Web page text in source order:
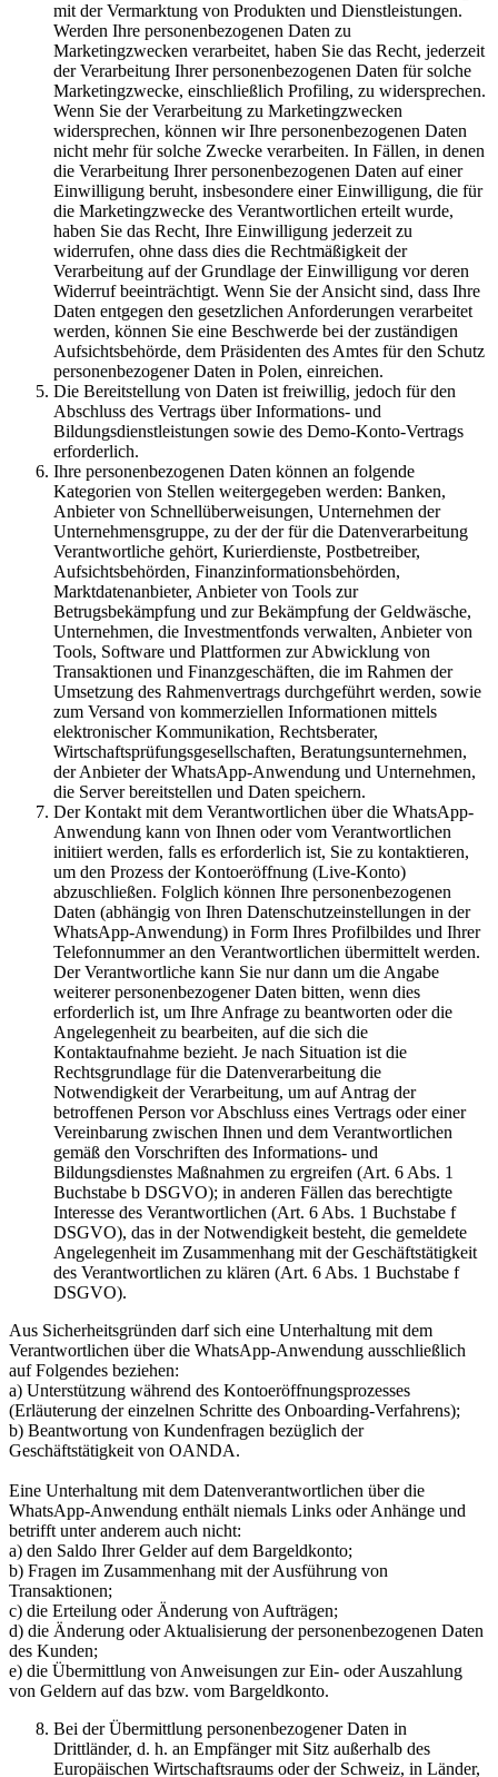
mit der Vermarktung von Produkten und Dienstleistungen.
Werden Ihre personenbezogenen Daten zu
Marketingzwecken verarbeitet, haben Sie das Recht, jederzeit
der Verarbeitung Ihrer personenbezogenen Daten für solche
Marketingzwecke, einschließlich Profiling, zu widersprechen.
Wenn Sie der Verarbeitung zu Marketingzwecken
widersprechen, können wir Ihre personenbezogenen Daten
nicht mehr für solche Zwecke verarbeiten. In Fällen, in denen
die Verarbeitung Ihrer personenbezogenen Daten auf einer
Einwilligung beruht, insbesondere einer Einwilligung, die für
die Marketingzwecke des Verantwortlichen erteilt wurde,
haben Sie das Recht, Ihre Einwilligung jederzeit zu
widerrufen, ohne dass dies die Rechtmäßigkeit der
Verarbeitung auf der Grundlage der Einwilligung vor deren
Widerruf beeinträchtigt. Wenn Sie der Ansicht sind, dass Ihre
Daten entgegen den gesetzlichen Anforderungen verarbeitet
werden, können Sie eine Beschwerde bei der zuständigen
Aufsichtsbehörde, dem Präsidenten des Amtes für den Schutz
personenbezogener Daten in Polen, einreichen.
Die Bereitstellung von Daten ist freiwillig, jedoch für den
Abschluss des Vertrags über Informations- und
Bildungsdienstleistungen sowie des Demo-Konto-Vertrags
erforderlich.
Ihre personenbezogenen Daten können an folgende
Kategorien von Stellen weitergegeben werden: Banken,
Anbieter von Schnellüberweisungen, Unternehmen der
Unternehmensgruppe, zu der der für die Datenverarbeitung
Verantwortliche gehört, Kurierdienste, Postbetreiber,
Aufsichtsbehörden, Finanzinformationsbehörden,
Marktdatenanbieter, Anbieter von Tools zur
Betrugsbekämpfung und zur Bekämpfung der Geldwäsche,
Unternehmen, die Investmentfonds verwalten, Anbieter von
Tools, Software und Plattformen zur Abwicklung von
Transaktionen und Finanzgeschäften, die im Rahmen der
Umsetzung des Rahmenvertrags durchgeführt werden, sowie
zum Versand von kommerziellen Informationen mittels
elektronischer Kommunikation, Rechtsberater,
Wirtschaftsprüfungsgesellschaften, Beratungsunternehmen,
der Anbieter der WhatsApp-Anwendung und Unternehmen,
die Server bereitstellen und Daten speichern.
Der Kontakt mit dem Verantwortlichen über die WhatsApp-
Anwendung kann von Ihnen oder vom Verantwortlichen
initiiert werden, falls es erforderlich ist, Sie zu kontaktieren,
um den Prozess der Kontoeröffnung (Live-Konto)
abzuschließen. Folglich können Ihre personenbezogenen
Daten (abhängig von Ihren Datenschutzeinstellungen in der
WhatsApp-Anwendung) in Form Ihres Profilbildes und Ihrer
Telefonnummer an den Verantwortlichen übermittelt werden.
Der Verantwortliche kann Sie nur dann um die Angabe
weiterer personenbezogener Daten bitten, wenn dies
erforderlich ist, um Ihre Anfrage zu beantworten oder die
Angelegenheit zu bearbeiten, auf die sich die
Kontaktaufnahme bezieht. Je nach Situation ist die
Rechtsgrundlage für die Datenverarbeitung die
Notwendigkeit der Verarbeitung, um auf Antrag der
betroffenen Person vor Abschluss eines Vertrags oder einer
Vereinbarung zwischen Ihnen und dem Verantwortlichen
gemäß den Vorschriften des Informations- und
Bildungsdienstes Maßnahmen zu ergreifen (Art. 6 Abs. 1
Buchstabe b DSGVO); in anderen Fällen das berechtigte
Interesse des Verantwortlichen (Art. 6 Abs. 1 Buchstabe f
DSGVO), das in der Notwendigkeit besteht, die gemeldete
Angelegenheit im Zusammenhang mit der Geschäftstätigkeit
des Verantwortlichen zu klären (Art. 6 Abs. 1 Buchstabe f
DSGVO).
Aus Sicherheitsgründen darf sich eine Unterhaltung mit dem
Verantwortlichen über die WhatsApp-Anwendung ausschließlich
auf Folgendes beziehen:
a) Unterstützung während des Kontoeröffnungsprozesses
(Erläuterung der einzelnen Schritte des Onboarding-Verfahrens);
b) Beantwortung von Kundenfragen bezüglich der
Geschäftstätigkeit von OANDA.
Eine Unterhaltung mit dem Datenverantwortlichen über die
WhatsApp-Anwendung enthält niemals Links oder Anhänge und
betrifft unter anderem auch nicht:
a) den Saldo Ihrer Gelder auf dem Bargeldkonto;
b) Fragen im Zusammenhang mit der Ausführung von
Transaktionen;
c) die Erteilung oder Änderung von Aufträgen;
d) die Änderung oder Aktualisierung der personenbezogenen Daten
des Kunden;
e) die Übermittlung von Anweisungen zur Ein- oder Auszahlung
von Geldern auf das bzw. vom Bargeldkonto.
Bei der Übermittlung personenbezogener Daten in
Drittländer, d. h. an Empfänger mit Sitz außerhalb des
Europäischen Wirtschaftsraums oder der Schweiz, in Länder,